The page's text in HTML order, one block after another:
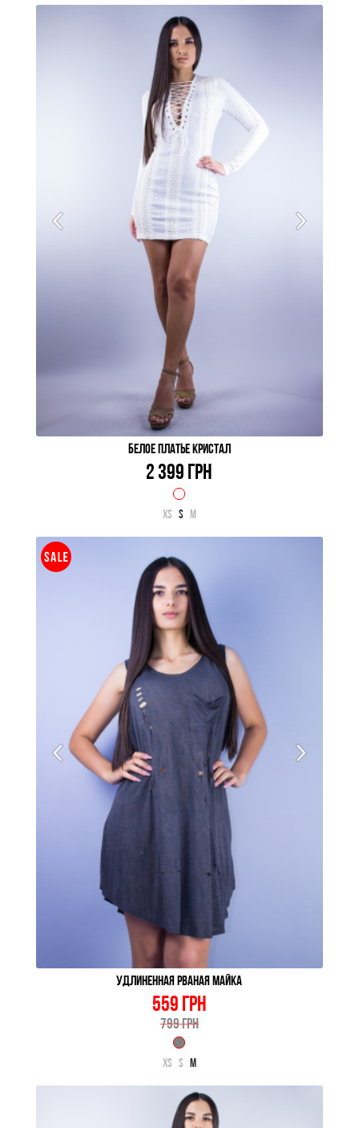
БЕЛОЕ ПЛАТЬЕ КРИСТАЛ
2 399 ГРН
XS S M
УДЛИНЕННАЯ РВАНАЯ МАЙКА
559 ГРН
799 ГРН
XS S M